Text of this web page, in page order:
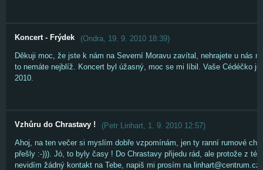
Koncert - Frýdek (Ondra, 19. 9. 2010 18:39)
Děkuji moc, že jste k nám na Severní Moravu zavítal, nehrajete u nás
to nemáte nejblíž. Koncert byl úžasný, moc se mi líbil. Vaše Cédéčko je
2010.
Vzhůru do Chrastavy ! (Petr Linhart, 1. 9. 2010 12:57)
Ahoj, na ten večer si myslím dobře vzpomínám, jen ty ranní rumové
přešly :-))). Jó, to byly časy ! Do Chrastavy přijedu rád, ale protože z
nevidím žádný kontakt na Tebe, napiš mi prosím na linhart@centrum.cz